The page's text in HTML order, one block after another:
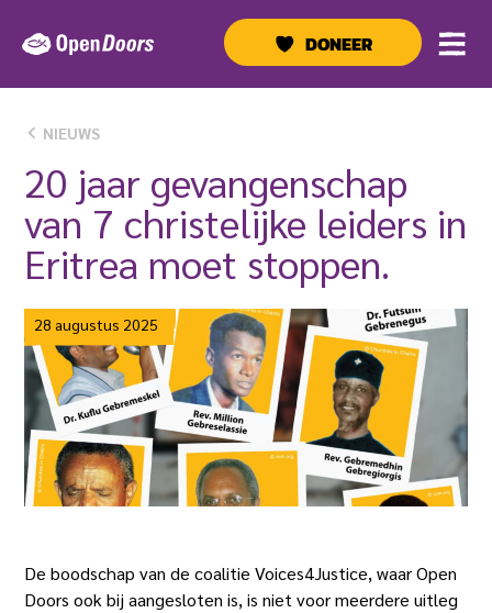
naar
inhoud
DONEER
NIEUWS
20 jaar gevangenschap
van 7 christelijke leiders in
Eritrea moet stoppen.
28 augustus 2025
De boodschap van de coalitie Voices4Justice, waar Open
Doors ook bij aangesloten is, is niet voor meerdere uitleg